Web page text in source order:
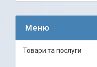
Товари та послуги